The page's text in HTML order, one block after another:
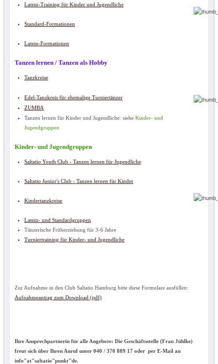
Latein-Training für Kinder und Jugendliche
Standard-Formationen
Latein-Formationen
Tanzen lernen / Tanzen als Hobby
Tanzkreise
Edel-Tanzkreis für ehemalige Turniertänzer
ZUMBA
Tanzen lernen für Kinder und Jugendliche: siehe Kinder- und
Jugendgruppen
Kinder- und Jugendgruppen
Saltatio Youth Club - Tanzen lernen für Jugendliche
Saltatio Junior's Club - Tanzen lernen für Kinder
Kindertanzkreise
Latein- und Standardgruppen
Tänzerische Früherziehung für 3-6 Jahre
Turniertraining für Kinder- und Jugendliche
Zur Aufnahme in den Club Saltatio Hamburg bitte diese Formulare ausfüllen:
Aufnahmeantrag zum Download (pdf)
Ihre Ansprechpartnerin für alle Angebote: Die Geschäftsstelle (Frau Jühlke)
freut sich über Ihren Anruf unter 040 / 370 889 17 oder per E-Mail an
info"at"saltatio"punkt"de.